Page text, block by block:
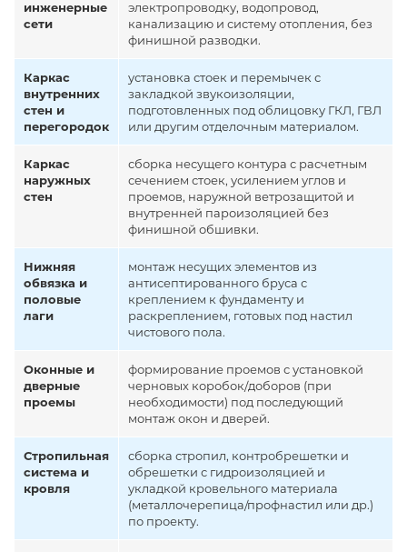
инженерные
сети
электропроводку, водопровод,
канализацию и систему отопления, без
финишной разводки.
Каркас
внутренних
стен и
перегородок
установка стоек и перемычек с
закладкой звукоизоляции,
подготовленных под облицовку ГКЛ, ГВЛ
или другим отделочным материалом.
Каркас
наружных
стен
сборка несущего контура с расчетным
сечением стоек, усилением углов и
проемов, наружной ветрозащитой и
внутренней пароизоляцией без
финишной обшивки.
Нижняя
обвязка и
половые
лаги
монтаж несущих элементов из
антисептированного бруса с
креплением к фундаменту и
раскреплением, готовых под настил
чистового пола.
Оконные и
дверные
проемы
формирование проемов с установкой
черновых коробок/доборов (при
необходимости) под последующий
монтаж окон и дверей.
Стропильная
система и
кровля
сборка стропил, контробрешетки и
обрешетки с гидроизоляцией и
укладкой кровельного материала
(металлочерепица/профнастил или др.)
по проекту.